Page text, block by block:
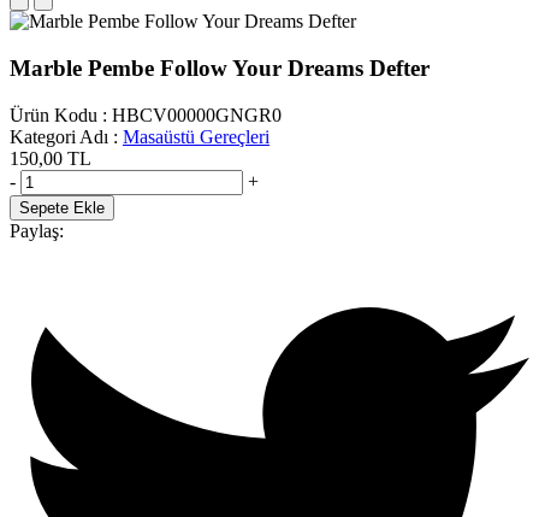
Marble Pembe Follow Your Dreams Defter
Ürün Kodu : HBCV00000GNGR0
Kategori Adı : Masaüstü Gereçleri
150,00 TL
-
+
Sepete Ekle
Paylaş: